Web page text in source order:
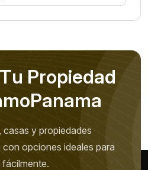
Tu Propiedad
moPanama
y propiedades
opciones ideales para